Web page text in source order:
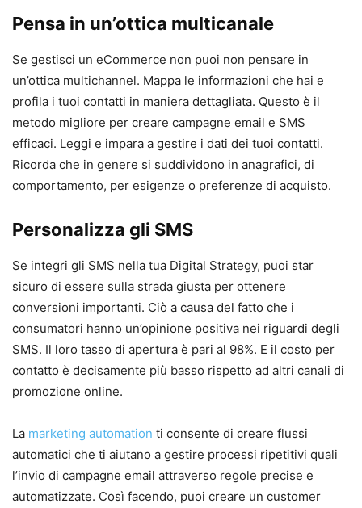
Pensa in un’ottica multicanale
Se gestisci un eCommerce non puoi non pensare in
un’ottica multichannel. Mappa le informazioni che hai e
profila i tuoi contatti in maniera dettagliata. Questo è il
metodo migliore per creare campagne email e SMS
efficaci. Leggi e impara a gestire i dati dei tuoi contatti.
Ricorda che in genere si suddividono in anagrafici, di
comportamento, per esigenze o preferenze di acquisto.
Personalizza gli SMS
Se integri gli SMS nella tua Digital Strategy, puoi star
sicuro di essere sulla strada giusta per ottenere
conversioni importanti. Ciò a causa del fatto che i
consumatori hanno un’opinione positiva nei riguardi degli
SMS. Il loro tasso di apertura è pari al 98%. E il costo per
contatto è decisamente più basso rispetto ad altri canali di
promozione online.
La marketing automation ti consente di creare flussi
automatici che ti aiutano a gestire processi ripetitivi quali
l’invio di campagne email attraverso regole precise e
automatizzate. Così facendo, puoi creare un customer